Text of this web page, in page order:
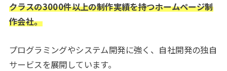
クラスの3000件以上の制作実績を持つホームページ制
作会社。
プログラミングやシステム開発に強く、自社開発の独自
サービスを展開しています。